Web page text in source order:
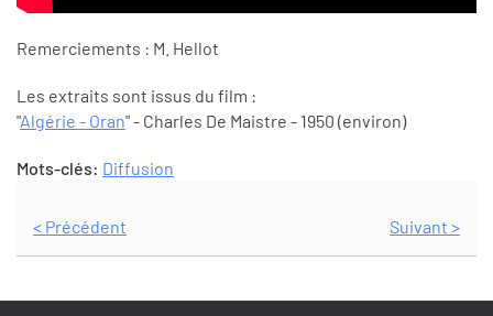
Remerciements : M. Hellot
Les extraits sont issus du film :
"Algérie - Oran" - Charles De Maistre - 1950 (environ)
Mots-clés: Diffusion
< Précédent Suivant >